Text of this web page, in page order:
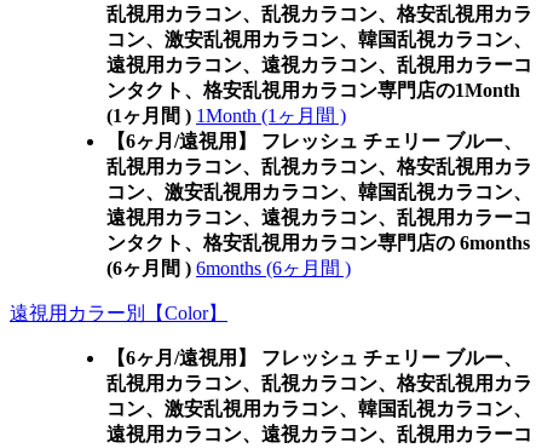
乱視用カラコン、乱視カラコン、格安乱視用カラ
コン、激安乱視用カラコン、韓国乱視カラコン、
遠視用カラコン、遠視カラコン、乱視用カラーコ
ンタクト、格安乱視用カラコン専門店の1Month
(1ヶ月間 ) 1Month (1ヶ月間 )
【6ヶ月/遠視用】 フレッシュ チェリー ブルー、
乱視用カラコン、乱視カラコン、格安乱視用カラ
コン、激安乱視用カラコン、韓国乱視カラコン、
遠視用カラコン、遠視カラコン、乱視用カラーコ
ンタクト、格安乱視用カラコン専門店の 6months
(6ヶ月間 ) 6months (6ヶ月間 )
遠視用カラー別【Color】
【6ヶ月/遠視用】 フレッシュ チェリー ブルー、
乱視用カラコン、乱視カラコン、格安乱視用カラ
コン、激安乱視用カラコン、韓国乱視カラコン、
遠視用カラコン、遠視カラコン、乱視用カラーコ